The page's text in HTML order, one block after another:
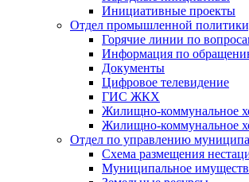
Инициативные проекты
Отдел промышленной
Горячие линии по
Информация по
Документы
Цифровое телевидение
ГИС ЖКХ
Жилищно-коммунальное
Жилищно-коммунальное
Отдел по управлению
Схема размещения
Муниципальное